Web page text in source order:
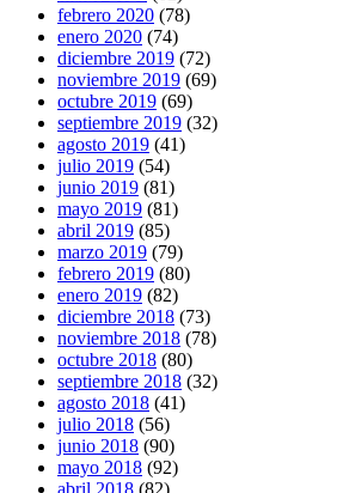
febrero 2020 (78)
enero 2020 (74)
diciembre 2019 (72)
noviembre 2019 (69)
octubre 2019 (69)
septiembre 2019 (32)
agosto 2019 (41)
julio 2019 (54)
junio 2019 (81)
mayo 2019 (81)
abril 2019 (85)
marzo 2019 (79)
febrero 2019 (80)
enero 2019 (82)
diciembre 2018 (73)
noviembre 2018 (78)
octubre 2018 (80)
septiembre 2018 (32)
agosto 2018 (41)
julio 2018 (56)
junio 2018 (90)
mayo 2018 (92)
abril 2018 (82)